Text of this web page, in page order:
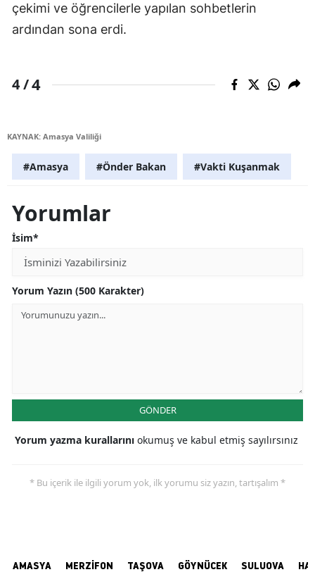
çekimi ve öğrencilerle yapılan sohbetlerin
ardından sona erdi.
4 /4
KAYNAK: Amasya Valiliği
#Amasya #Önder Bakan #Vakti Kuşanmak
Yorumlar
İsim*
Yorum Yazın (500 Karakter)
GÖNDER
Yorum yazma kurallarını okumuş ve kabul etmiş sayılırsınız
* Bu içerik ile ilgili yorum yok, ilk yorumu siz yazın, tartışalım *
AMASYA MERZİFON TAŞOVA GÖYNÜCEK SULUOVA